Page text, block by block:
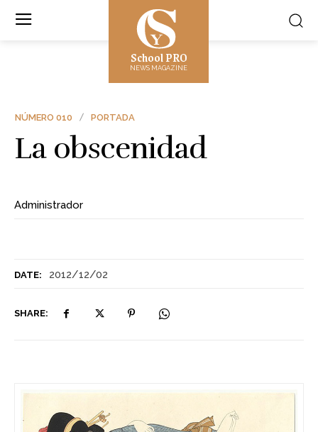
School PRO
NEWS MAGAZINE
DATE: 2012/12/02
SHARE:
NÚMERO 010 PORTADA
La obscenidad
Administrador